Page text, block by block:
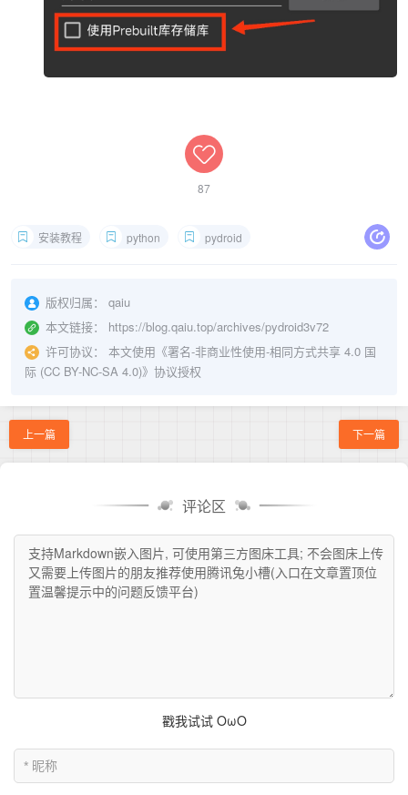
87
安装教程 python pydroid
版权归属：
qaiu
本文链接：
https://blog.qaiu.top/archives/pydroid3v72
许可协议：
本文使用《署名-非商业性使用-相同方式共享 4.0 国
际 (CC BY-NC-SA 4.0)》协议授权
上一篇 下一篇
评论区